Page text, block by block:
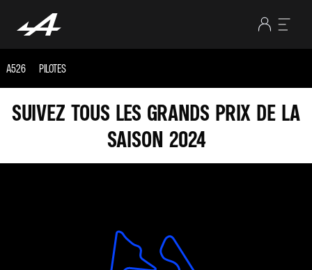
A526 PILOTES
SUIVEZ TOUS LES GRANDS PRIX DE LA
SAISON 2024